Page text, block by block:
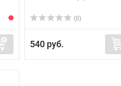
(0)
540 руб.